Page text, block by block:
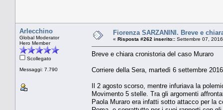
Arlecchino
Global Moderator
Hero Member
Scollegato
Messaggi: 7.790
Fiorenza SARZANINI. Breve e
« Risposta #262 inserito:: Settembre 07,
Breve e chiara cronistoria del caso Muraro
Corriere della Sera, martedì 6 settembre 2016
Il 2 agosto scorso, mentre infuriava la
Movimento 5 stelle. Tra gli argomenti
Paola Muraro era infatti sotto attacco per la